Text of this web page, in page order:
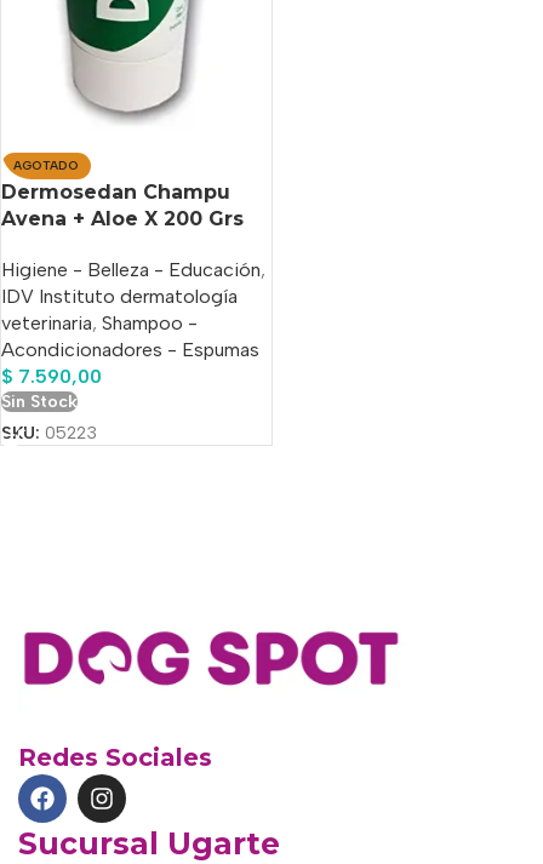
AGOTADO
Dermosedan Champu
Avena + Aloe X 200 Grs
Higiene - Belleza - Educación,
IDV Instituto dermatología
veterinaria, Shampoo -
Acondicionadores - Espumas
$ 7.590,00
Sin Stock
SKU: 05223
Redes Sociales
Sucursal Ugarte